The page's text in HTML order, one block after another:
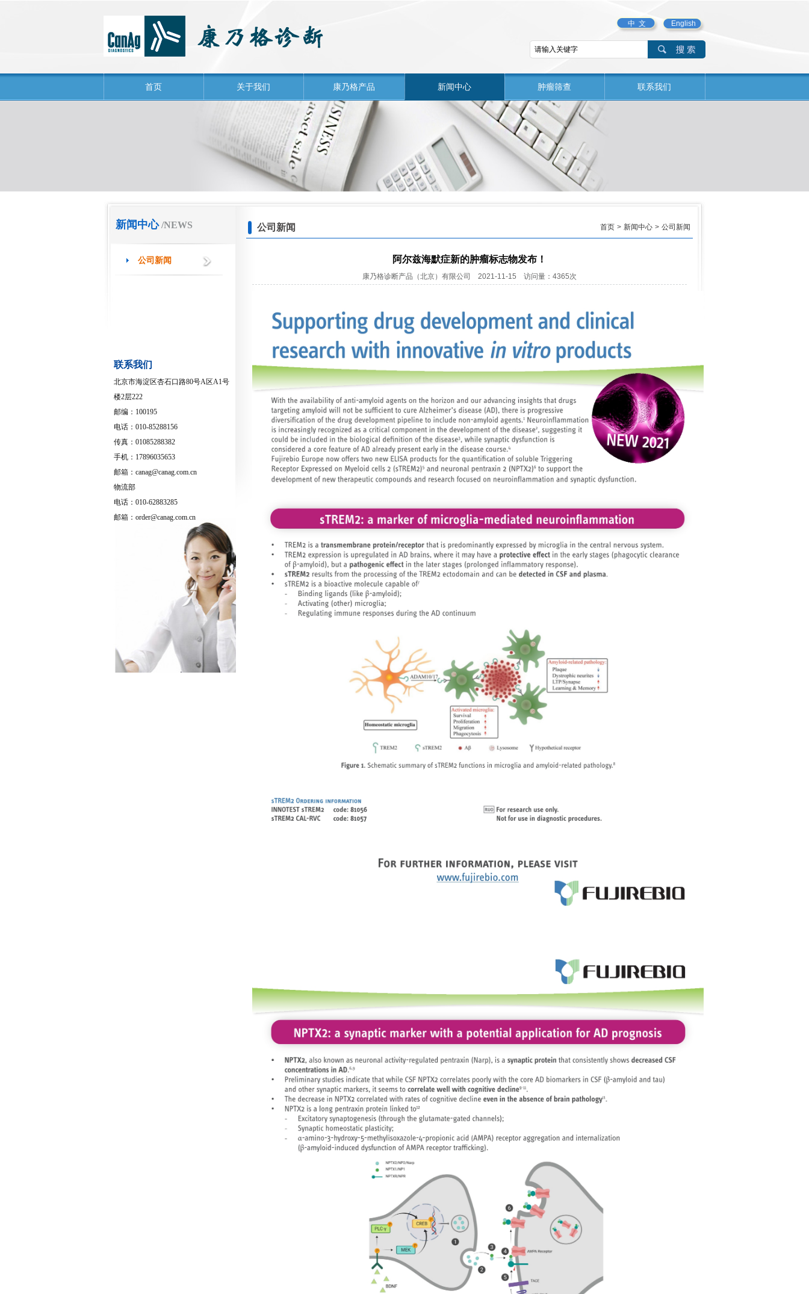
中 文 English
首页 关于我们 康乃格产品 新闻中心 肿瘤筛查 联系我们
新闻中心 /NEWS
公司新闻
联系我们
北京市海淀区杏石口路80号A区A1号
楼2层222
邮编：100195
电话：010-85288156
传真：01085288382
手机：17896035653
邮箱：canag@canag.com.cn
物流部
电话：010-62883285
邮箱：order@canag.com.cn
公司新闻 首页 > 新闻中心 > 公司新闻
阿尔兹海默症新的肿瘤标志物发布！
康乃格诊断产品（北京）有限公司 2021-11-15 访问量：4365次